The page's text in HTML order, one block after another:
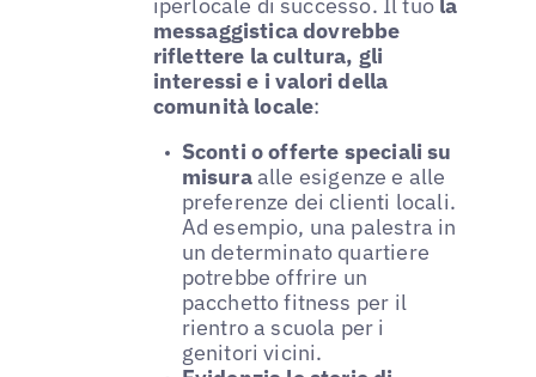
messaggistica dovrebbe
riflettere la cultura, gli
interessi e i valori della
comunità locale:
Sconti o offerte speciali su
misuraalle esigenze e alle
preferenze dei clienti locali.
Ad esempio, una palestra in
un determinato quartiere
potrebbe offrire un
pacchetto fitness per il
rientro a scuola per i
genitori vicini.